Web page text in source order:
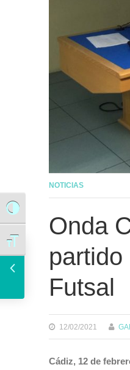
Alternar alto contraste
Alternar tamaño de letra
NOTICIAS
Onda
Futsal
12/02/2021
Cádiz, 12 de
El Equipo de Gobierno llevará a Pleno instar a la Junta a que retire el recurso contra la modificación del PGOU que regula la implantación de las casas de apuestas